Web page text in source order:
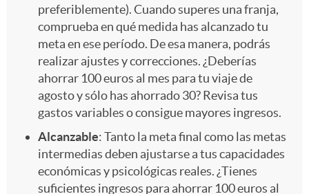
a
o
preferiblemente). Cuando superes una franja,
comprueba en qué medida has alcanzado tu
meta en ese período. De esa manera, podrás
realizar ajustes y correcciones. ¿Deberías
ahorrar 100 euros al mes para tu viaje de
agosto y sólo has ahorrado 30? Revisa tus
gastos variables o consigue mayores ingresos.
Alcanzable: Tanto la meta final como las metas
intermedias deben ajustarse a tus capacidades
económicas y psicológicas reales. ¿Tienes
suficientes ingresos para ahorrar 100 euros al